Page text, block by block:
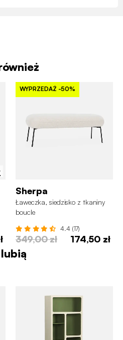
WYPRZEDAŻ -50%
Sherpa
Ławeczka, siedzisko z tkaniny
boucle
4.4 (17)
349,00 zł 174,50 zł